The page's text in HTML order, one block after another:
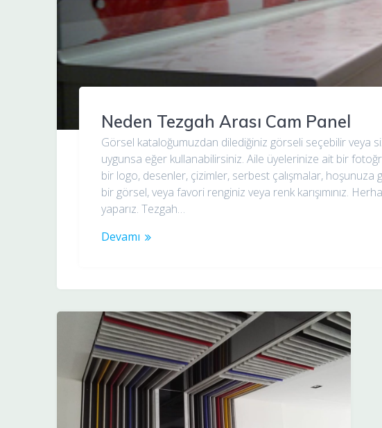
Neden Tezgah Arası Cam Panel
Görsel kataloğumuzdan dilediğiniz görseli seçebilir veya
uygunsa eğer kullanabilirsiniz. Aile üyelerinize ait bir
bir logo, desenler, çizimler, serbest çalışmalar, hoşunuza
bir görsel, veya favori renginiz veya renk karışımınız.
yaparız. Tezgah…
Devamı